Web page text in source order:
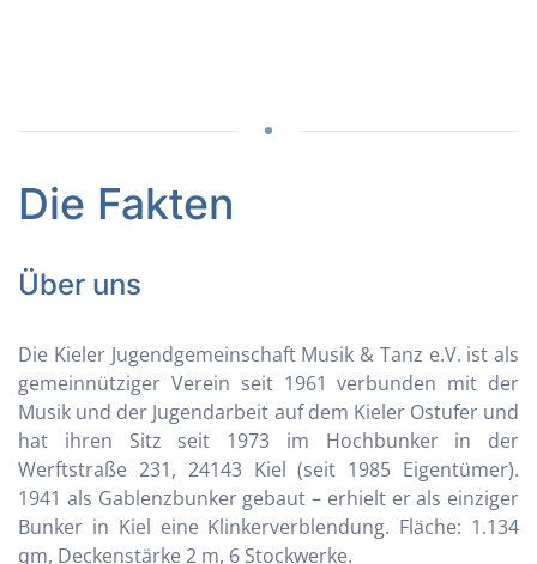
Die Fakten
Über uns
Die Kieler Jugendgemeinschaft Musik & Tanz e.V. ist als
gemeinnütziger Verein seit 1961 verbunden mit der
Musik und der Jugendarbeit auf dem Kieler Ostufer und
hat ihren Sitz seit 1973 im Hochbunker in der
Werftstraße 231, 24143 Kiel (seit 1985 Eigentümer).
1941 als Gablenzbunker gebaut – erhielt er als einziger
Bunker in Kiel eine Klinkerverblendung. Fläche: 1.134
qm, Deckenstärke 2 m, 6 Stockwerke.